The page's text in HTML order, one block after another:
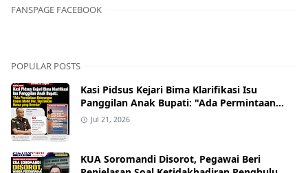
FANSPAGE FACEBOOK
POPULAR POSTS
Kasi Pidsus Kejari Bima Klarifikasi Isu
Panggilan Anak Bupati: "Ada Permintaan
Keterangan Kasus Mobil Bor, Tapi Bukan
Jul 21, 2026
KUA Soromandi Disorot, Pegawai Beri